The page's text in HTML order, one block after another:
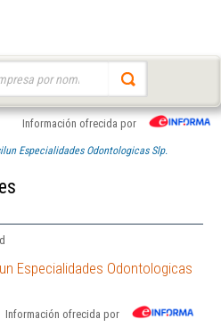
Información ofrecida por
Especialidades Odontologicas Slp.
Especialidades Odontologicas
Información ofrecida por